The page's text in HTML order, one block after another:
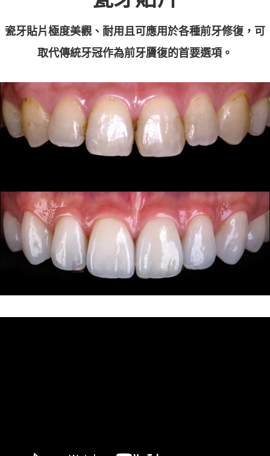
瓷牙貼片極度美觀、耐用且可應用於各種前牙修復，可
取代傳統牙冠作為前牙贗復的首要選項。